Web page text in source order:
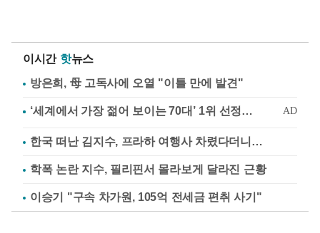
이시간 핫뉴스
방은희, 母 고독사에 오열 "이틀 만에 발견"
한국 떠난 김지수, 프라하 여행사 차렸다더니…
학폭 논란 지수, 필리핀서 몰라보게 달라진 근황
이승기 "구속 차가원, 105억 전세금 편취 사기"